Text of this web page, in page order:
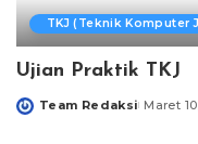
TKJ (Teknik Komputer
Ujian Praktik TKJ
Posted
Team Redaksi Maret